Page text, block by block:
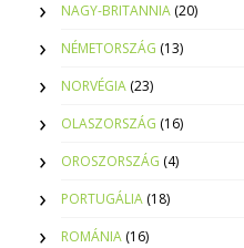
NAGY-BRITANNIA (20)
NÉMETORSZÁG (13)
NORVÉGIA (23)
OLASZORSZÁG (16)
OROSZORSZÁG (4)
PORTUGÁLIA (18)
ROMÁNIA (16)